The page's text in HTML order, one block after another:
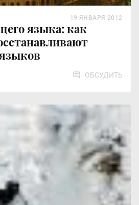
языка: как
19 ЯНВАРЯ 2012
ОБСУДИТЬ